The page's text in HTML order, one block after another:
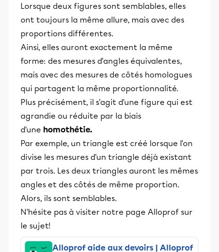
Lorsque deux figures sont semblables, elles
ont toujours la même allure, mais avec des
proportions différentes.​
Ainsi, elles auront exactement la même
forme: des mesures d'angles équivalentes,
mais avec des mesures de côtés homologues
qui partagent la même proportionnalité.
Plus précisément, il s'agit d'une figure qui est
agrandie ou réduite par la biais
d'une homothétie.
Par exemple, un triangle est créé lorsque l'on
divise les mesures d'un triangle déjà existant
par trois. Les deux triangles auront les mêmes
angles et des côtés de même proportion.
Alors, ils sont semblables.
N'hésite pas à visiter notre page Alloprof sur
le sujet!
Alloprof aide aux devoirs | Alloprof